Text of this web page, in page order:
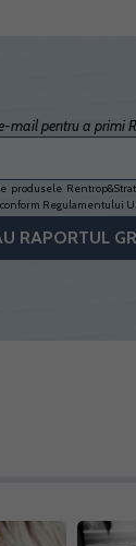
mail pentru a primi
produsele
Regulamentului